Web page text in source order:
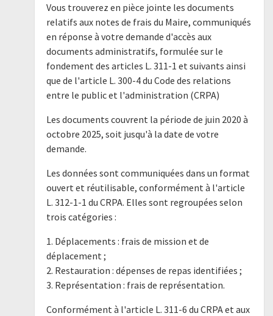
Vous trouverez en pièce jointe les documents
relatifs aux notes de frais du Maire, communiqués
en réponse à votre demande d'accès aux
documents administratifs, formulée sur le
fondement des articles L. 311-1 et suivants ainsi
que de l'article L. 300-4 du Code des relations
entre le public et l'administration (CRPA)
Les documents couvrent la période de juin 2020 à
octobre 2025, soit jusqu'à la date de votre
demande.
Les données sont communiquées dans un format
ouvert et réutilisable, conformément à l'article
L. 312-1-1 du CRPA. Elles sont regroupées selon
trois catégories :
1. Déplacements : frais de mission et de
déplacement ;
2. Restauration : dépenses de repas identifiées ;
3. Représentation : frais de représentation.
Conformément à l'article L. 311-6 du CRPA et aux